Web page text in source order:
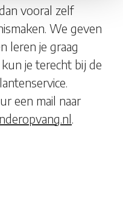
vooral zelf
We geven
leren je graag
je terecht bij de
een mail naar
.